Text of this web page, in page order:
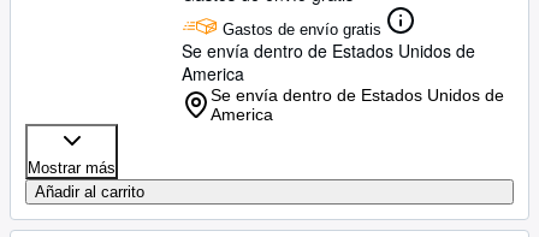
Gastos de envío gratis
Se envía dentro de Estados Unidos de
America
Se envía dentro de Estados Unidos de
America
Mostrar más
Añadir al carrito